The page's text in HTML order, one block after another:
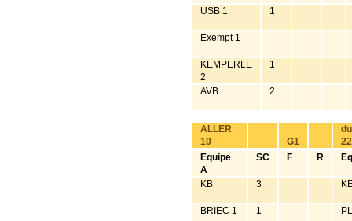
USB 1 1
Exempt 1
KEMPERLE
2
1
AVB 2
ALLER
10
G1
Equipe
A
SC F R
KB 3
BRIEC 1 1